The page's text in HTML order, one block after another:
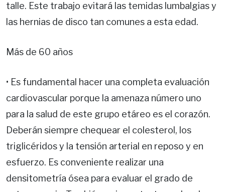
talle. Este trabajo evitará las temidas lumbalgias y
las hernias de disco tan comunes a esta edad.
Más de 60 años
• Es fundamental hacer una completa evaluación
cardiovascular porque la amenaza número uno
para la salud de este grupo etáreo es el corazón.
Deberán siempre chequear el colesterol, los
triglicéridos y la tensión arterial en reposo y en
esfuerzo. Es conveniente realizar una
densitometría ósea para evaluar el grado de